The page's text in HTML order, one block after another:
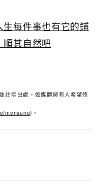
每件事也有它的鋪
順其自然吧
註明出處。如媒體擁有人希望修
mensuno) 。